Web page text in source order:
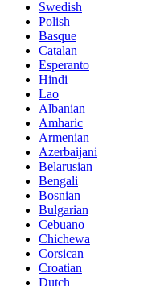
Swedish
Polish
Basque
Catalan
Esperanto
Hindi
Lao
Albanian
Amharic
Armenian
Azerbaijani
Belarusian
Bengali
Bosnian
Bulgarian
Cebuano
Chichewa
Corsican
Croatian
Dutch